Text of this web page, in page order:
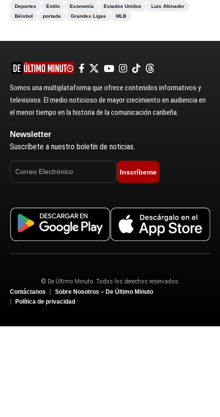
Deportes
Estilo Economía Estados Unidos
Luis Abinader
Béisbol
portada Grandes Ligas MLB
Somos una multiplataforma que ofrece contenidos informativos y
televisivos. El medio noticioso de mayor crecimiento en audiencia en
el menor tiempo en la historia de la comunicación caribeña.
Newsletter
Suscríbete a nuestro boletín de noticias.
Inscríbeme
© De Último Minuto. Todos los derechos reservados.
Contáctanos
Sobre Nosotros – De Último Minuto
Política de privacidad